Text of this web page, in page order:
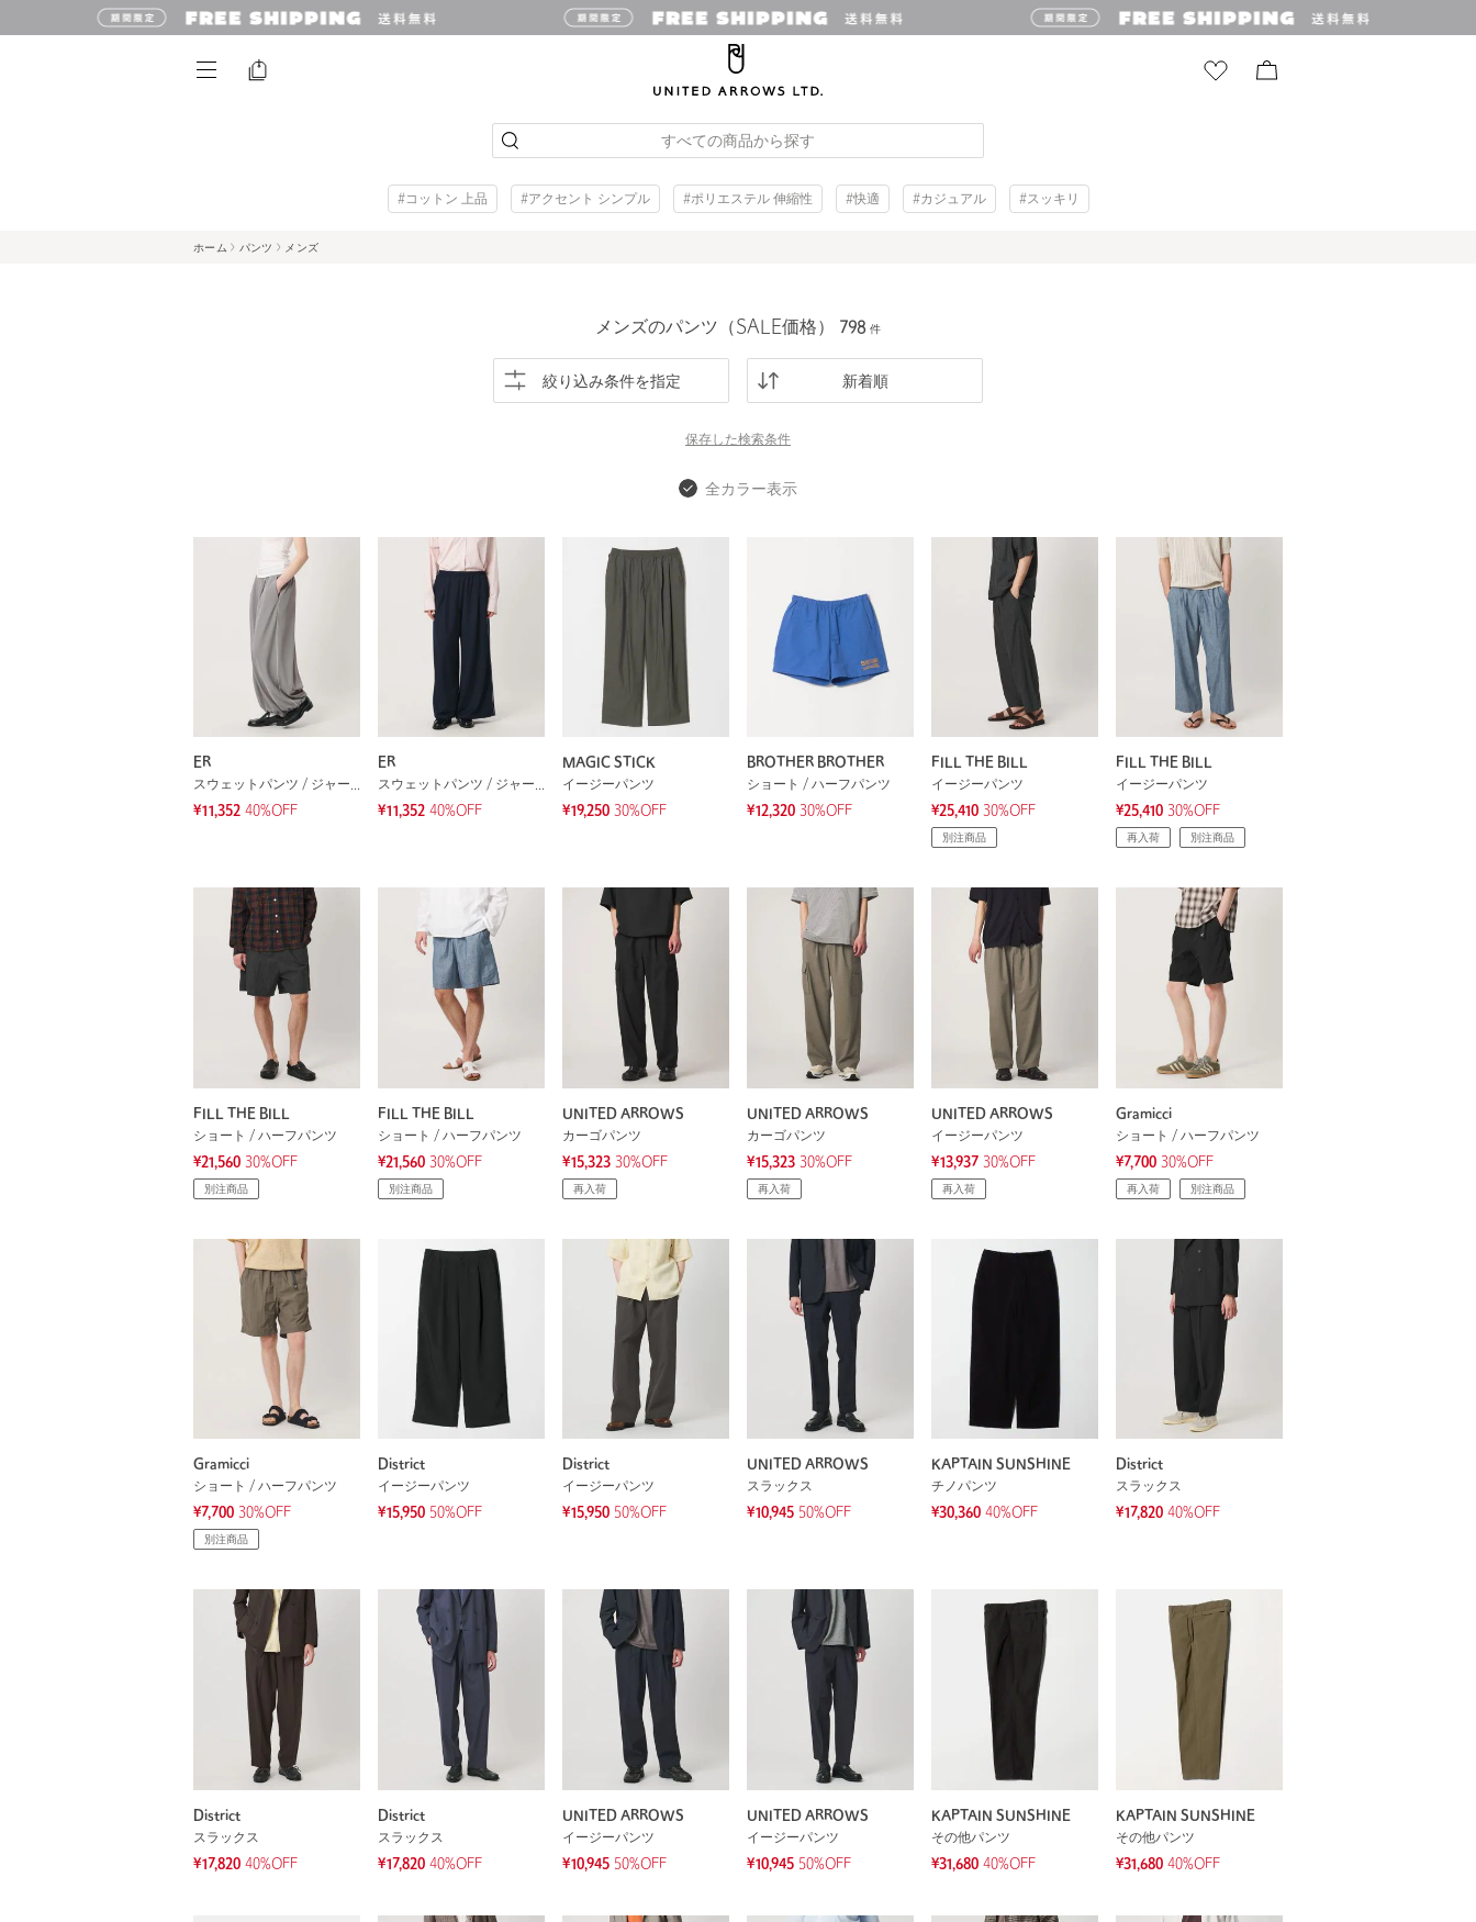
すべての商品から探す
#コットン 上品 #アクセント シンプル #ポリエステル 伸縮性 #快適 #カジュアル #スッキリ
ホーム パンツ メンズ
メンズのパンツ（SALE価格） 798 件
絞り込み条件を指定 新着順
保存した検索条件
全カラー表示
ER
スウェットパンツ / ジャージ
¥11,352 40%OFF
ER
スウェットパンツ / ジャージ
¥11,352 40%OFF
MAGIC STICK
イージーパンツ
¥19,250 30%OFF
BROTHER BROTHER
ショート / ハーフパンツ
¥12,320 30%OFF
FILL THE BILL
イージーパンツ
¥25,410 30%OFF
別注商品
FILL THE BILL
イージーパンツ
¥25,410 30%OFF
再入荷 別注商品
FILL THE BILL
ショート / ハーフパンツ
¥21,560 30%OFF
別注商品
FILL THE BILL
ショート / ハーフパンツ
¥21,560 30%OFF
別注商品
UNITED ARROWS
カーゴパンツ
¥15,323 30%OFF
再入荷
UNITED ARROWS
カーゴパンツ
¥15,323 30%OFF
再入荷
UNITED ARROWS
イージーパンツ
¥13,937 30%OFF
再入荷
Gramicci
ショート / ハーフパンツ
¥7,700 30%OFF
再入荷 別注商品
Gramicci
ショート / ハーフパンツ
¥7,700 30%OFF
別注商品
District
イージーパンツ
¥15,950 50%OFF
District
イージーパンツ
¥15,950 50%OFF
UNITED ARROWS
スラックス
¥10,945 50%OFF
KAPTAIN SUNSHINE
チノパンツ
¥30,360 40%OFF
District
スラックス
¥17,820 40%OFF
District
スラックス
¥17,820 40%OFF
District
スラックス
¥17,820 40%OFF
UNITED ARROWS
イージーパンツ
¥10,945 50%OFF
UNITED ARROWS
イージーパンツ
¥10,945 50%OFF
KAPTAIN SUNSHINE
その他パンツ
¥31,680 40%OFF
KAPTAIN SUNSHINE
その他パンツ
¥31,680 40%OFF